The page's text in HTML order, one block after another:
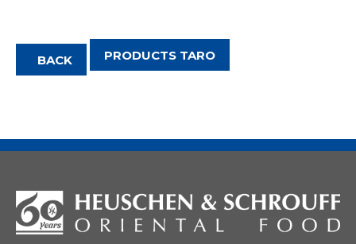
BACK PRODUCTS TARO